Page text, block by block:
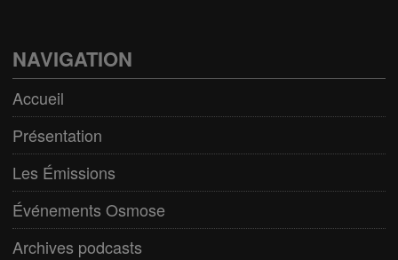
Bien être/Santé
Culture/Loisirs
Electro/Transe
Paranormal
Pop/Rock
Rap
NAVIGATION
Accueil
Présentation
Les Émissions
Événements Osmose
Archives podcasts